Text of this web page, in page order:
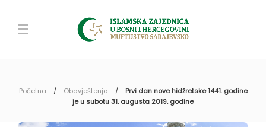
Početna Obavještenja
Prvi dan nove hidžretske 1441. godine
je u subotu 31. augusta 2019. godine